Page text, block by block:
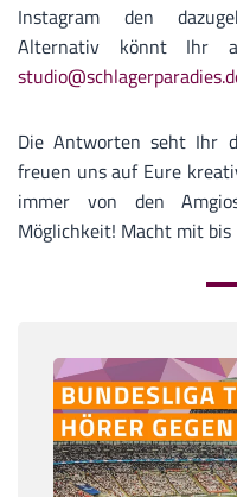
Instagram den
Alternativ könnt Ihr
Die Antworten seht Ihr
freuen uns auf Eure
immer von den
Möglichkeit! Macht mit bis